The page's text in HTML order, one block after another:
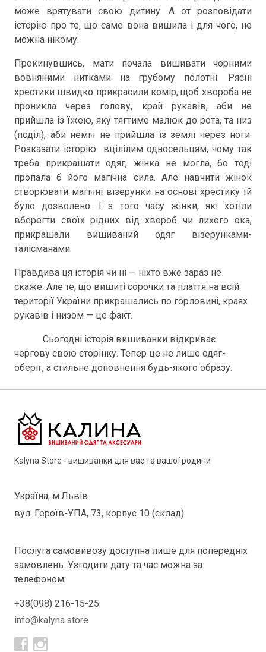
може врятувати свою дитину. А от розповідати
історію про те, що саме вона вишила і для чого, не
можна нікому.
Прокинувшись, мати почала вишивати чорними
вовняними нитками на грубому полотні. Рясні
хрестики швидко прикрасили комір, щоб хвороба не
проникла через голову, край рукавів, аби не
прийшла із їжею, яку тягтиме малюк до рота, та низ
(поділ), аби неміч не прийшла із землі через ноги.
Розказати історію вцілілим односельцям, чому так
треба прикрашати одяг, жінка не могла, бо тоді
пропала б його магічна сила. Але навчити жінок
створювати магічні візерунки на основі хрестику їй
було дозволено. І з того часу жінки, які хотіли
вберегти своїх рідних від хвороб чи лихого ока,
прикрашали вишиваний одяг візерунками-
талісманами.
Правдива ця історія чи ні — ніхто вже зараз не
скаже. Але те, що вишиті сорочки та плаття на всій
території України прикрашались по горловині, краях
рукавів і низом — це факт.
Сьогодні історія вишиванки відкриває
чергову свою сторінку. Тепер це не лише одяг-
оберіг, а стильне доповнення будь-якого образу.
Kalyna Store - вишиванки для вас та вашої родини
Україна, м.Львів
вул. Героїв-УПА, 73, корпус 10 (склад)
Послуга самовивозу доступна лише для попередніх
замовлень. Узгодити дату та час можна за
телефоном:
+38(098) 216-15-25
info@kalyna.store